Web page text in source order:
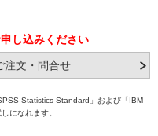
し込みください
Statistics Standard」および「IBM
になれます。